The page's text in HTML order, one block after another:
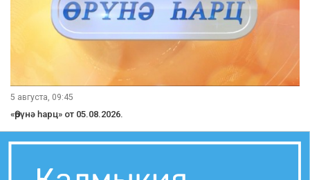
5 августа, 09:45
«Өрүнә һарц» от 05.08.2026.